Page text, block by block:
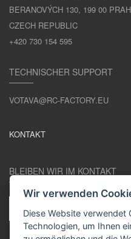
BERANOVÝCH 130, 199 00
CZECH REPUBLIC
+420 730 154 595
TECHNISCHER SUPPORT
VOTAVA@RC-FACTORY.EU
KONTAKT
BLEIBEN WIR IM KONTAKT
Wir verwenden
Diese Website verwendet
Technologien, um Ihnen